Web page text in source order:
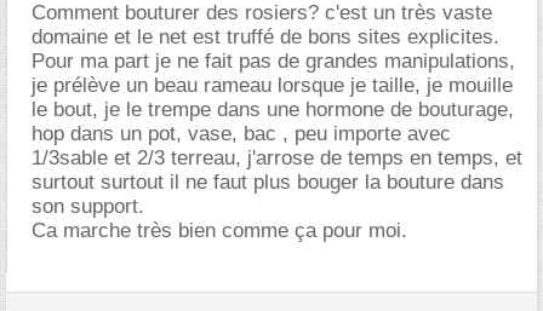
Comment bouturer des rosiers? c'est un très vaste
domaine et le net est truffé de bons sites explicites.
Pour ma part je ne fait pas de grandes manipulations,
je prélève un beau rameau lorsque je taille, je mouille
le bout, je le trempe dans une hormone de bouturage,
hop dans un pot, vase, bac , peu importe avec
1/3sable et 2/3 terreau, j'arrose de temps en temps, et
surtout surtout il ne faut plus bouger la bouture dans
son support.
Ca marche très bien comme ça pour moi.